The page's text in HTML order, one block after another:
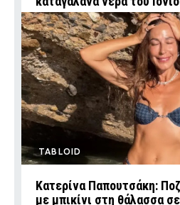
TABLOID
Κατερίνα Παπουτσάκη:
με μπικίνι στη θάλασσα